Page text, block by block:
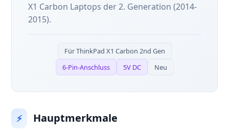
X1 Carbon Laptops der 2. Generation (2014-
2015).
Für ThinkPad X1 Carbon 2nd Gen
6-Pin-Anschluss
5V DC Neu
⚡ Hauptmerkmale